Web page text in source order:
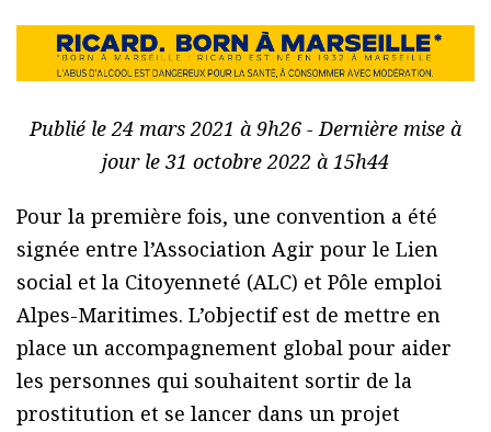
Publié le 24 mars 2021 à 9h26 - Dernière mise à
jour le 31 octobre 2022 à 15h44
Pour la première fois, une convention a été
signée entre l’Association Agir pour le Lien
social et la Citoyenneté (ALC) et Pôle emploi
Alpes-Maritimes. L’objectif est de mettre en
place un accompagnement global pour aider
les personnes qui souhaitent sortir de la
prostitution et se lancer dans un projet